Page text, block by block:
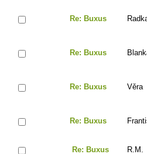
Re: Buxus
Re: Buxus
Re: Buxus Věra
Re: Buxus
Re: Buxus R.M.